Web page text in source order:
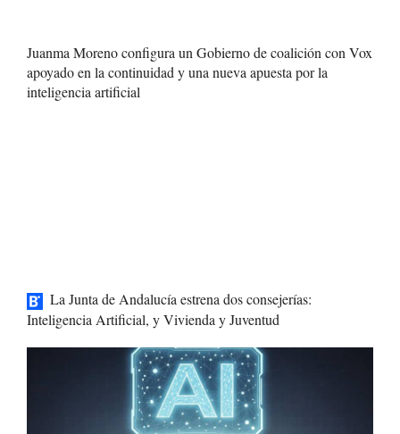
Juanma Moreno configura un Gobierno de coalición con Vox
apoyado en la continuidad y una nueva apuesta por la
inteligencia artificial
La Junta de Andalucía estrena dos consejerías:
Inteligencia Artificial, y Vivienda y Juventud